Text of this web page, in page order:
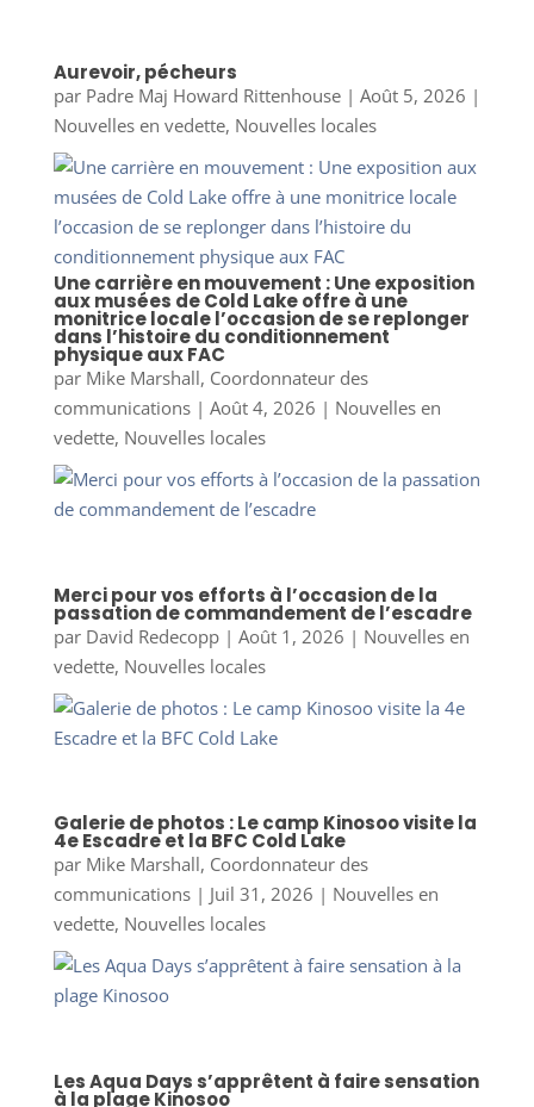
Aurevoir, pécheurs
par Padre Maj Howard Rittenhouse| Août 5, 2026 |
Nouvelles en vedette, Nouvelles locales
Une carrière en mouvement : Une exposition
aux musées de Cold Lake offre à une
monitrice locale l’occasion de se replonger
dans l’histoire du conditionnement
physique aux FAC
par Mike Marshall, Coordonnateur des
communications| Août 4, 2026 | Nouvelles en
vedette, Nouvelles locales
Merci pour vos efforts à l’occasion de la
passation de commandement de l’escadre
par David Redecopp| Août 1, 2026 | Nouvelles en
vedette, Nouvelles locales
Galerie de photos : Le camp Kinosoo visite la
4e Escadre et la BFC Cold Lake
par Mike Marshall, Coordonnateur des
communications| Juil 31, 2026 | Nouvelles en
vedette, Nouvelles locales
Les Aqua Days s’apprêtent à faire sensation
à la plage Kinosoo